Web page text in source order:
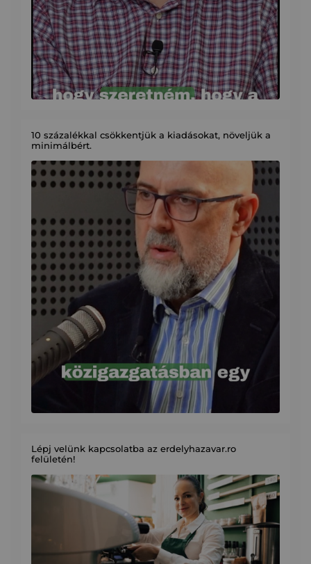
10 százalékkal csökkentjük a kiadásokat, növeljük a
minimálbért.
Lépj velünk kapcsolatba az erdelyhazavar.ro
felületén!